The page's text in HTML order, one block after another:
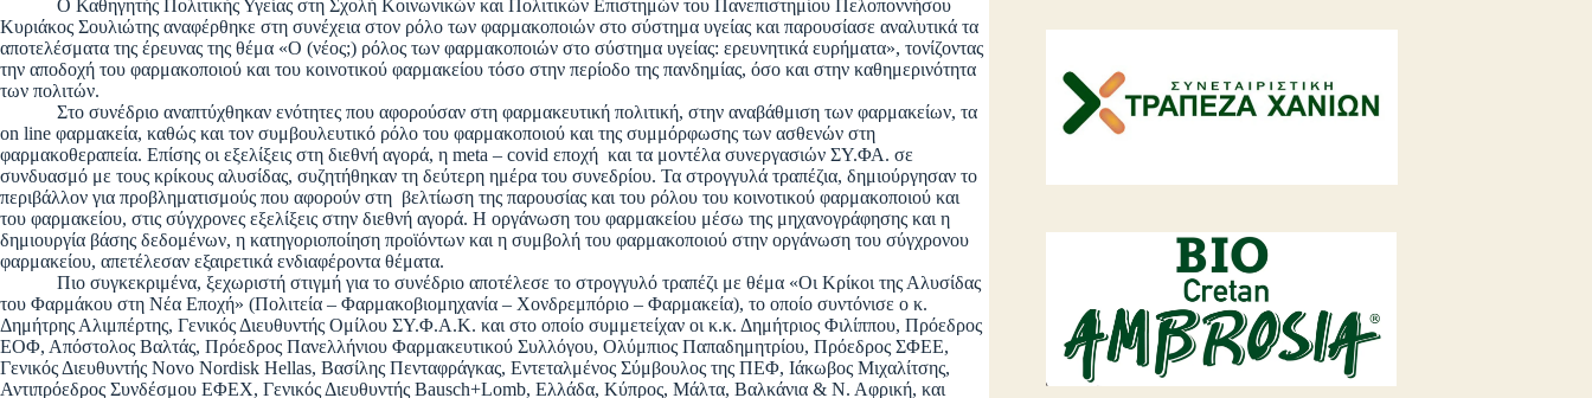
Ο Καθηγητής Πολιτικής Υγείας στη Σχολή Κοινωνικών και Πολιτικών Επιστημών του Πανεπιστημίου Πελοποννήσου
Κυριάκος Σουλιώτης αναφέρθηκε στη συνέχεια στον ρόλο των φαρμακοποιών στο σύστημα υγείας και παρουσίασε αναλυτικά τα
αποτελέσματα της έρευνας της θέμα «Ο (νέος;) ρόλος των φαρμακοποιών στο σύστημα υγείας: ερευνητικά ευρήματα», τονίζοντας
την αποδοχή του φαρμακοποιού και του κοινοτικού φαρμακείου τόσο στην περίοδο της πανδημίας, όσο και στην καθημερινότητα
των πολιτών.
Στο συνέδριο αναπτύχθηκαν ενότητες που αφορούσαν στη φαρμακευτική πολιτική, στην αναβάθμιση των φαρμακείων, τα
on line φαρμακεία, καθώς και τον συμβουλευτικό ρόλο του φαρμακοποιού και της συμμόρφωσης των ασθενών στη
φαρμακοθεραπεία. Επίσης οι εξελίξεις στη διεθνή αγορά, η meta – covid εποχή και τα μοντέλα συνεργασιών ΣΥ.ΦΑ. σε
συνδυασμό με τους κρίκους αλυσίδας, συζητήθηκαν τη δεύτερη ημέρα του συνεδρίου. Τα στρογγυλά τραπέζια, δημιούργησαν το
περιβάλλον για προβληματισμούς που αφορούν στη βελτίωση της παρουσίας και του ρόλου του κοινοτικού φαρμακοποιού και
του φαρμακείου, στις σύγχρονες εξελίξεις στην διεθνή αγορά. Η οργάνωση του φαρμακείου μέσω της μηχανογράφησης και η
δημιουργία βάσης δεδομένων, η κατηγοριοποίηση προϊόντων και η συμβολή του φαρμακοποιού στην οργάνωση του σύγχρονου
φαρμακείου, απετέλεσαν εξαιρετικά ενδιαφέροντα θέματα.
Πιο συγκεκριμένα, ξεχωριστή στιγμή για το συνέδριο αποτέλεσε το στρογγυλό τραπέζι με θέμα «Οι Κρίκοι της Αλυσίδας
του Φαρμάκου στη Νέα Εποχή» (Πολιτεία – Φαρμακοβιομηχανία – Χονδρεμπόριο – Φαρμακεία), το οποίο συντόνισε ο κ.
Δημήτρης Αλιμπέρτης, Γενικός Διευθυντής Ομίλου ΣΥ.Φ.Α.Κ. και στο οποίο συμμετείχαν οι κ.κ. Δημήτριος Φιλίππου, Πρόεδρος
ΕΟΦ, Απόστολος Βαλτάς, Πρόεδρος Πανελλήνιου Φαρμακευτικού Συλλόγου, Ολύμπιος Παπαδημητρίου, Πρόεδρος ΣΦΕΕ,
Γενικός Διευθυντής Novo Nordisk Hellas, Βασίλης Πενταφράγκας, Εντεταλμένος Σύμβουλος της ΠΕΦ, Ιάκωβος Μιχαλίτσης,
Αντιπρόεδρος Συνδέσμου ΕΦΕΧ, Γενικός Διευθυντής Bausch+Lomb, Ελλάδα, Κύπρος, Μάλτα, Βαλκάνια & Ν. Αφρική, και